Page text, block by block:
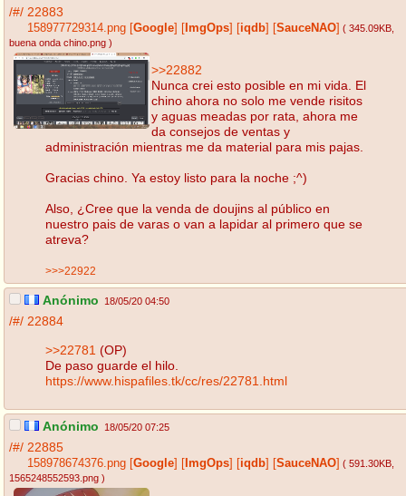
/#/ 22883
158977729314.png Google ImgOps iqdb SauceNAO ( 345.09KB
buena onda chino.png )
>>22882
Nunca crei esto posible en mi vida. El
chino ahora no solo me vende risitos
y aguas meadas por rata, ahora me
da consejos de ventas y
administración mientras me da material para mis pajas.
Gracias chino. Ya estoy listo para la noche ;^)
Also, ¿Cree que la venda de doujins al público en
nuestro pais de varas o van a lapidar al primero que se
atreva?
>>>22922
Anónimo 18/05/20 04:50
/#/ 22884
>>22781 (OP)
De paso guarde el hilo.
https://www.hispafiles.tk/cc/res/22781.html
Anónimo 18/05/20 07:25
/#/ 22885
158978674376.png Google ImgOps iqdb SauceNAO ( 591.30KB
1565248552593.png )